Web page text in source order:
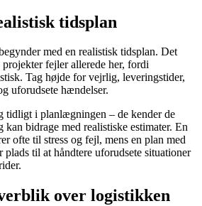
tidsplan
med en realistisk tidsplan. Det
fejler allerede her, fordi
Tag højde for vejrlig, leveringstider,
uforudsete hændelser.
tidligt i planlægningen – de kender de
bidrage med realistiske estimater. En
ofte til stress og fejl, mens en plan med
til at håndtere uforudsete situationer
over logistikken